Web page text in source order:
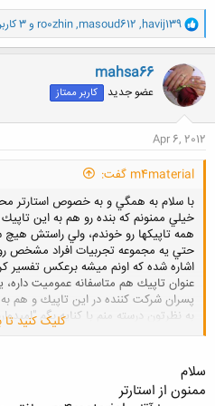
و
ا
ک
ن
ش
ه
ا
havij139
,
masoud612
,
ro0zhin و 3 کاربر دیگر
mahsa66
عضو جدید کاربر ممتاز
Apr 6, 2012
m4material گفت:
با سلام به همگي و به خصوص استارتر
خيلي ممنونم كه بنده رو هم به اين
همه تاپيكها رو خوندم، ولي راستش
حتي يه مجموعه تجربيات افراد مشخص
اشاره شده كه اونم ميشه برعكس تفسير
عنوان تاپيك هم متاسفانه عموميت
پسران شركت كننده در اين تاپيك و هم
به نظرتون درسته منم با كنايه بگم
به قول دوستان، در هر قومي، قبيله
مطرح شده(مثل فداكاري و خيانت در
گرفتن(اي مردم...) ويا در خود قرآن،‌ همه
ناس) و اگرم مورد خطاب قرار بگيريم با
کلیک کنید تا
سلام
ممنون از استارتر